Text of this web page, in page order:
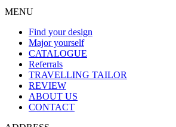
MENU
Find your design
Major yourself
CATALOGUE
Referrals
TRAVELLING TAILOR
REVIEW
ABOUT US
CONTACT